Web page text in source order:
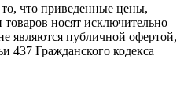
что приведенные цены,
носят исключительно
являются публичной офертой,
437 Гражданского кодекса